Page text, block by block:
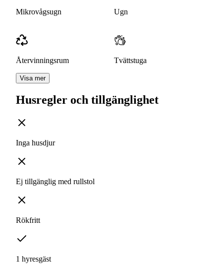
Mikrovågsugn Ugn
Återvinningsrum Tvättstuga
Visa mer
Husregler och tillgänglighet
Inga husdjur
Ej tillgänglig med rullstol
Rökfritt
1 hyresgäst